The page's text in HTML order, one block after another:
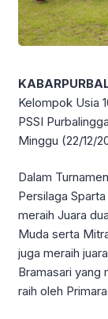
Kelompok Usia
PSSI
Minggu (22/12/
Dalam
Persilaga
meraih Juara
Muda serta
juga meraih
Bramasari yang
raih oleh